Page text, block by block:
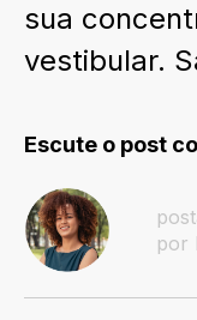
sua
vestibular.
Escute o post
por